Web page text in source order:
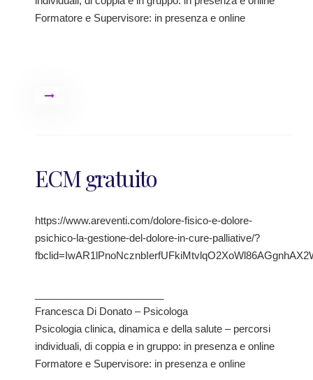
Formatore e Supervisore: in presenza e online
ECM gratuito
https://www.areventi.com/dolore-fisico-e-dolore-
psichico-la-gestione-del-dolore-in-cure-palliative/?
Francesca Di Donato – Psicologa
Psicologia clinica, dinamica e della salute – percorsi
individuali, di coppia e in gruppo: in presenza e online
Formatore e Supervisore: in presenza e online